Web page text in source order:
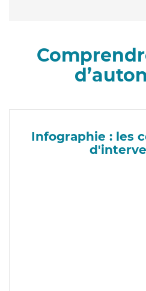
Infographie : les